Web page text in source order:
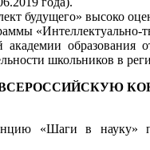
будущего» высоко
школьников в
ВСЕРОССИЙСКУЮ
«Шаги в науку»